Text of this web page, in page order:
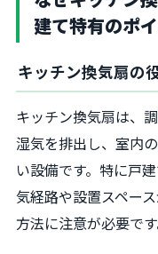
建て特有のポ
キッチン換気扇の
キッチン換気扇は、
湿気を排出し、室内
い設備です。特に戸
気経路や設置スペー
方法に注意が必要です